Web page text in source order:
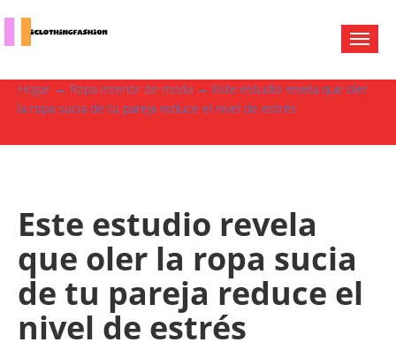
Hogar → Ropa interior de moda → Este estudio revela que oler
la ropa sucia de tu pareja reduce el nivel de estrés
Este estudio revela
que oler la ropa sucia
de tu pareja reduce el
nivel de estrés